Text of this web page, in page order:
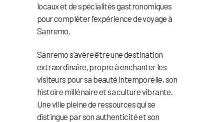
locaux et de spécialités gastronomiques
pour compléter l’expérience de voyage à
Sanremo.
Sanremo s’avère être une destination
extraordinaire, propre à enchanter les
visiteurs pour sa beauté intemporelle, son
histoire millénaire et sa culture vibrante.
Une ville pleine de ressources qui se
distingue par son authenticité et son